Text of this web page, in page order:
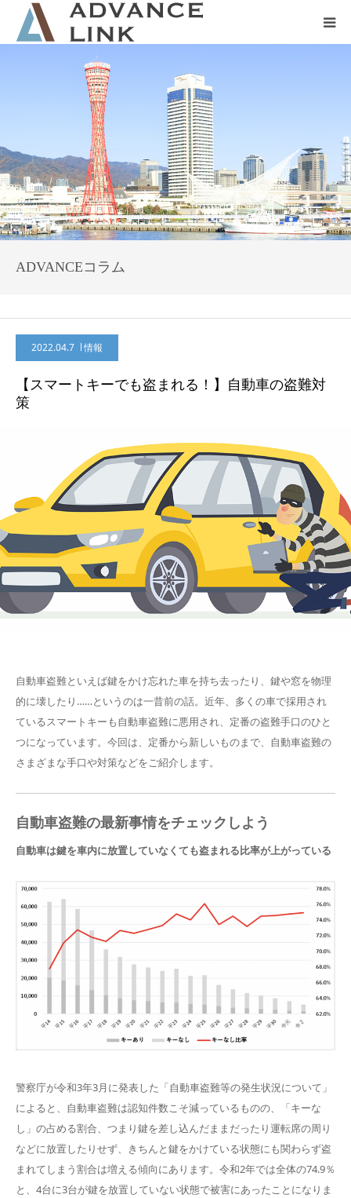
ADVANCEコラム
2022.04.7 情報
【スマートキーでも盗まれる！】自動車の盗難対
策
自動車盗難といえば鍵をかけ忘れた車を持ち去ったり、鍵や窓を物理
的に壊したり……というのは一昔前の話。近年、多くの車で採用され
ているスマートキーも自動車盗難に悪用され、定番の盗難手口のひと
つになっています。今回は、定番から新しいものまで、自動車盗難の
さまざまな手口や対策などをご紹介します。
自動車盗難の最新事情をチェックしよう
自動車は鍵を車内に放置していなくても盗まれる比率が上がっている
警察庁が令和3年3月に発表した「自動車盗難等の発生状況について」
によると、自動車盗難は認知件数こそ減っているものの、「キーな
し」の占める割合、つまり鍵を差し込んだままだったり運転席の周り
などに放置したりせず、きちんと鍵をかけている状態にも関わらず盗
まれてしまう割合は増える傾向にあります。令和2年では全体の74.9％
と、4台に3台が鍵を放置していない状態で被害にあったことになりま
会社概要
ネット保険
事業保険